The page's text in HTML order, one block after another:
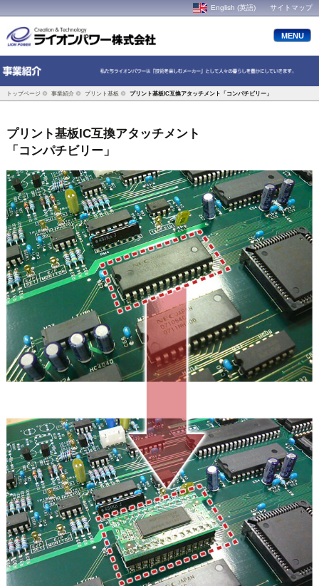
English (英語) サイトマップ
MENU
トップページ 事業紹介 プリント基板 プリント基板IC互換アタッチメント 「コンパチビリー」
プリント基板IC互換アタッチメント
「コンパチビリー」